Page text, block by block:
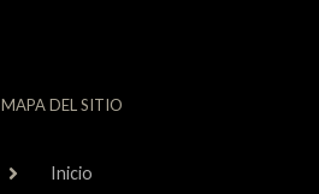
MAPA DEL SITIO
Inicio